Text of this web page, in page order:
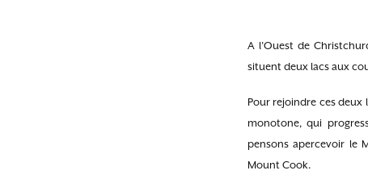
A l’Ouest de
situent deux lacs aux
Pour rejoindre ces
monotone, qui
pensons apercevoir le
Mount Cook.